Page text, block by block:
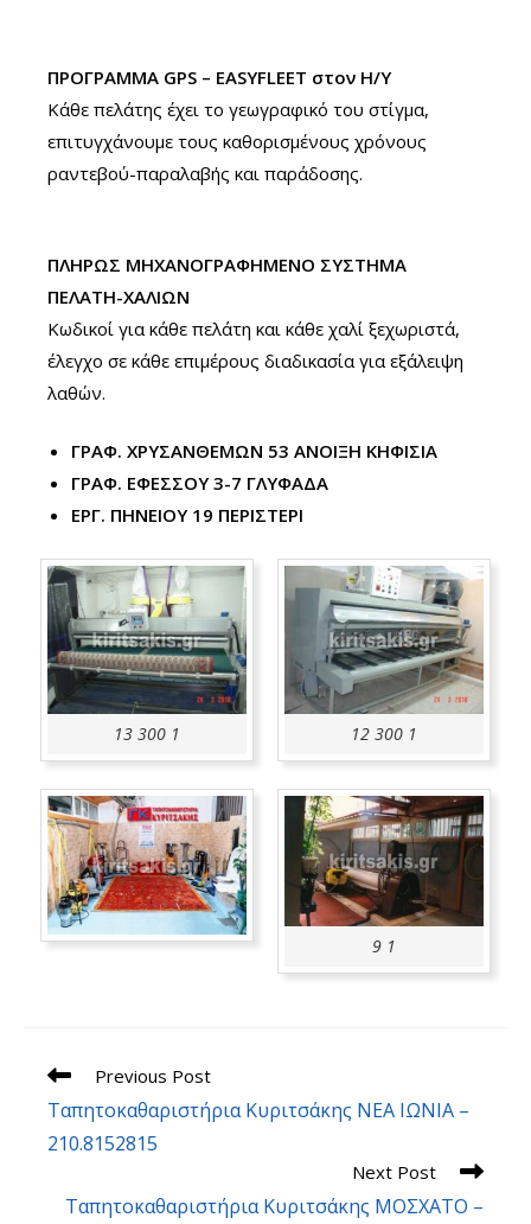
ΠΡΟΓΡΑΜΜΑ GPS – EASYFLEET στον H/Y
Κάθε πελάτης έχει το γεωγραφικό του στίγμα,
επιτυγχάνουμε τους καθορισμένους χρόνους
ραντεβού-παραλαβής και παράδοσης.
ΠΛΗΡΩΣ ΜΗΧΑΝΟΓΡΑΦΗΜΕΝΟ ΣΥΣΤΗΜΑ
ΠΕΛΑΤΗ-ΧΑΛΙΩΝ
Κωδικοί για κάθε πελάτη και κάθε χαλί ξεχωριστά,
έλεγχο σε κάθε επιμέρους διαδικασία για εξάλειψη
λαθών.
ΓΡΑΦ. ΧΡΥΣΑΝΘΕΜΩΝ 53 ΑΝΟΙΞΗ ΚΗΦΙΣΙΑ
ΓΡΑΦ. ΕΦΕΣΣΟΥ 3-7 ΓΛΥΦΑΔΑ
ΕΡΓ. ΠΗΝΕΙΟΥ 19 ΠΕΡΙΣΤΕΡΙ
13 300 1 12 300 1
9 1
Read
articles
Previous Post
Ταπητοκαθαριστήρια Κυριτσάκης ΝΕΑ ΙΩΝΙΑ –
210.8152815
Next Post
Ταπητοκαθαριστήρια Κυριτσάκης ΜΟΣΧΑΤΟ –